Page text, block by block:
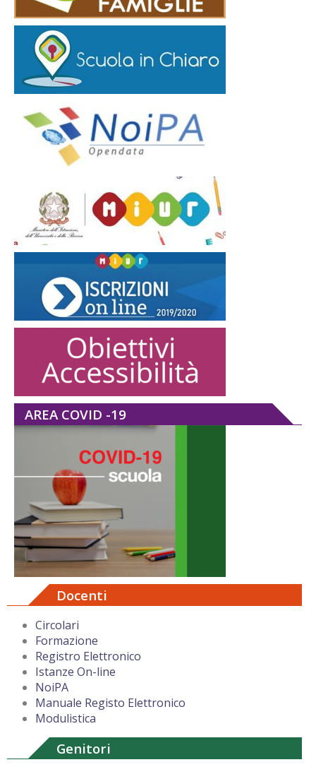
AREA COVID -19
Docenti
Circolari
Formazione
Registro Elettronico
Istanze On-line
NoiPA
Manuale Registo Elettronico
Modulistica
Genitori